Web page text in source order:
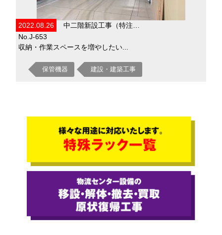
2022.08.26
中二階新設工事（特注…
No.J-653
収納・作業スペースを増やしたい...
保管機器 建設・建築工事